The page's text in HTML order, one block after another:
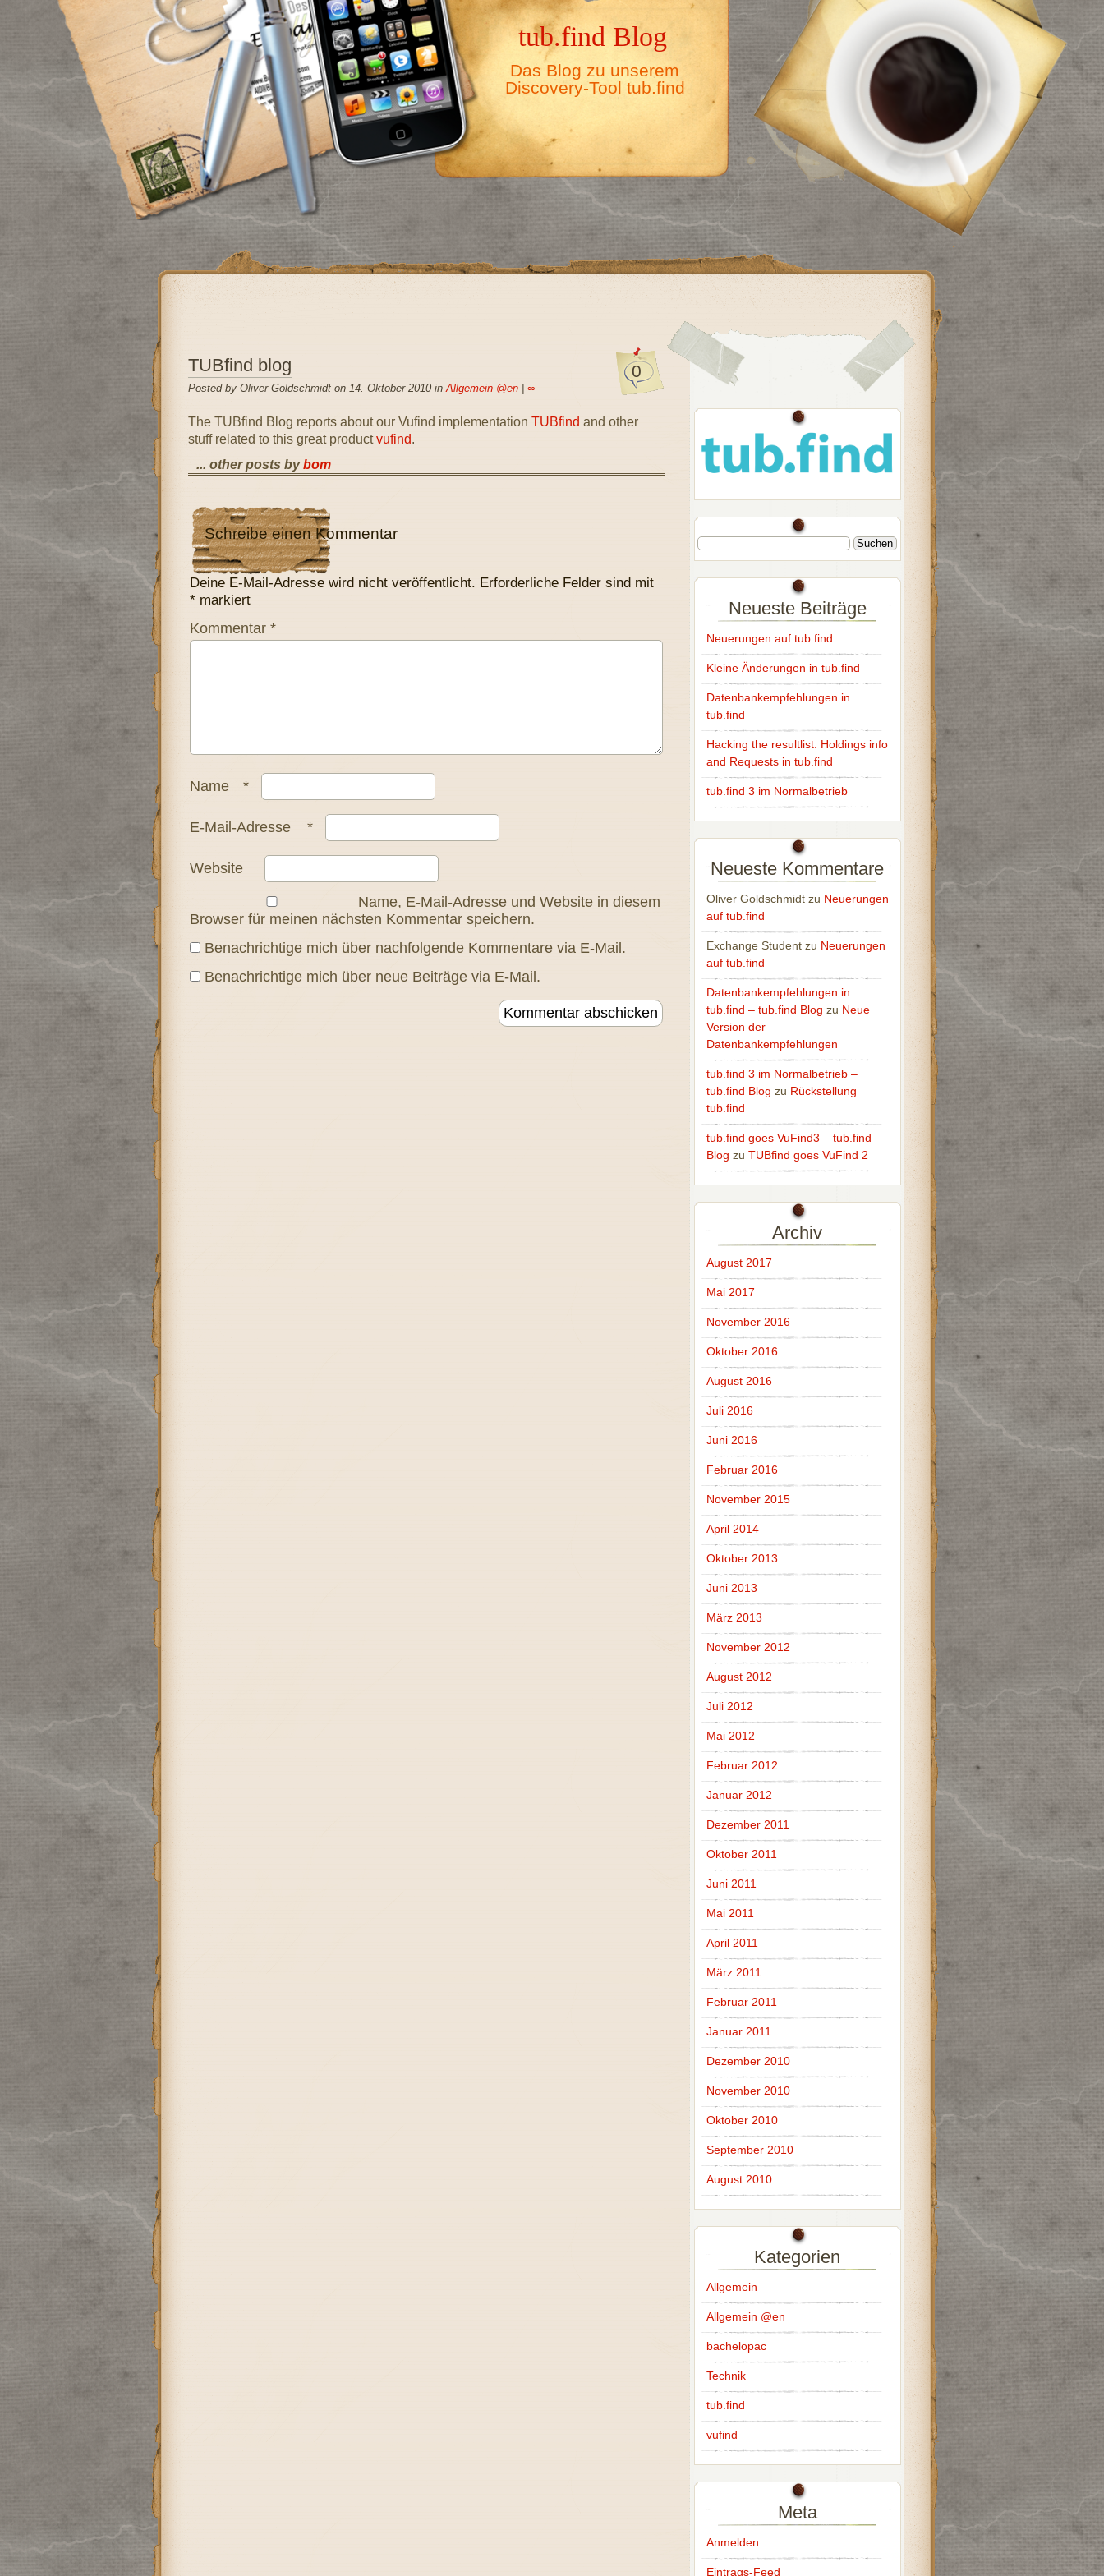
tub.find Blog
Das Blog zu unserem
Discovery-Tool tub.find
0
TUBfind blog
Posted by Oliver Goldschmidt on 14. Oktober 2010 inAllgemein @en| ∞
The TUBfind Blog reports about our Vufind implementation TUBfind and other
stuff related to this great productvufind.
... other posts bybom
Schreibe einen Kommentar
Deine E-Mail-Adresse wird nicht veröffentlicht. Erforderliche Felder sind mit
*markiert
Kommentar *
Name *
E-Mail-Adresse *
Website
Name, E-Mail-Adresse und Website in diesem
Browser für meinen nächsten Kommentar speichern.
Benachrichtige mich über nachfolgende Kommentare via E-Mail.
Benachrichtige mich über neue Beiträge via E-Mail.
Neueste Beiträge
Neuerungen auf tub.find
Kleine Änderungen in tub.find
Datenbankempfehlungen in
tub.find
Hacking the resultlist: Holdings info
and Requests in tub.find
tub.find 3 im Normalbetrieb
Neueste Kommentare
Oliver Goldschmidtzu Neuerungen
auf tub.find
Exchange Studentzu Neuerungen
auf tub.find
Datenbankempfehlungen in
tub.find – tub.find Blog zu Neue
Version der
Datenbankempfehlungen
tub.find 3 im Normalbetrieb –
tub.find Blog zu Rückstellung
tub.find
tub.find goes VuFind3 – tub.find
Blog zu TUBfind goes VuFind 2
Archiv
August 2017
Mai 2017
November 2016
Oktober 2016
August 2016
Juli 2016
Juni 2016
Februar 2016
November 2015
April 2014
Oktober 2013
Juni 2013
März 2013
November 2012
August 2012
Juli 2012
Mai 2012
Februar 2012
Januar 2012
Dezember 2011
Oktober 2011
Juni 2011
Mai 2011
April 2011
März 2011
Februar 2011
Januar 2011
Dezember 2010
November 2010
Oktober 2010
September 2010
August 2010
Kategorien
Allgemein
Allgemein @en
bachelopac
Technik
tub.find
vufind
Meta
Anmelden
Eintrags-Feed